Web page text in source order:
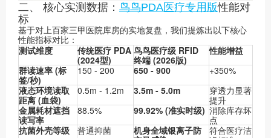
二、 核心实测数据： 鸟鸟PDA医疗专用版性能对
标
基于对上百家三甲医院库房的实地复盘，我们提炼出以下核心
性能指标对比：
测试维度
传统医疗 PDA
(2024型)
鸟鸟医疗级 RFID
终端 (2026版)
性能增益
群读速率 (标
签/秒)
150 - 200 650 - 900
+350%
液态环境读取
距离 (血袋)
0.5m - 1.2m 3.5m - 5.0m
穿透力显著
提升
金属耗材遮挡
读写率
88.5% 99.92% (准实时级) 消除库存坏
点
抗菌外壳等级
普通抑菌
机身全域银离子防
符合医疗洁